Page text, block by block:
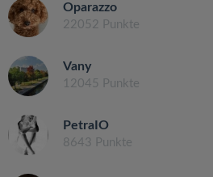
Oparazzo
22052 Punkte
Vany
12045 Punkte
PetraIO
8643 Punkte